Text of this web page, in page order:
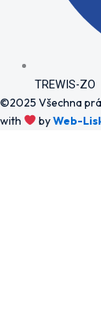
TREWIS-ZO
©2025 Všechna
with
byWeb-